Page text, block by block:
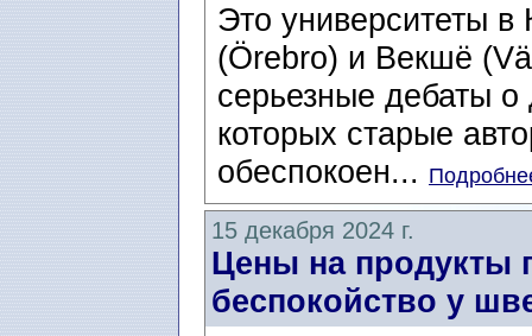
Это университеты
(Örebro) и Векшё
серьезные дебаты о
которых старые
обеспокоен...
15 декабря 2024 г.
Цены на продукты
беспокойство у